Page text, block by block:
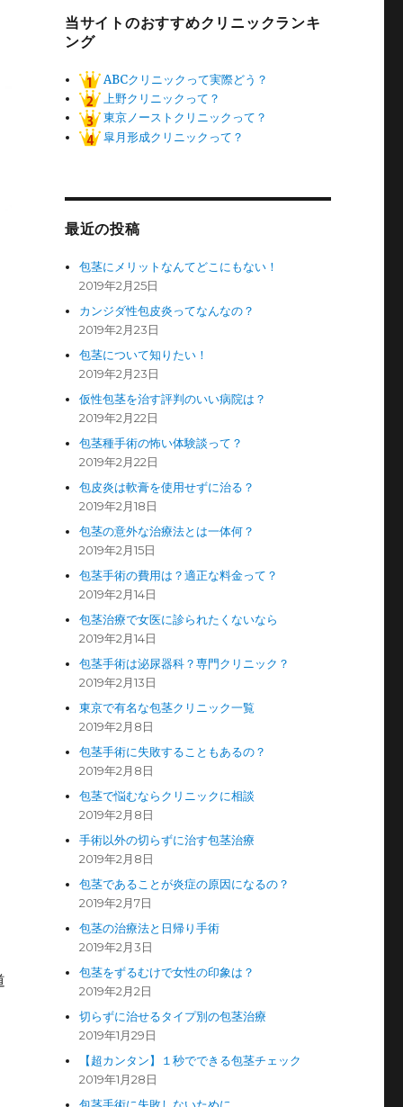
当サイトのおすすめクリニックランキ
ング
ABCクリニックって実際どう？
上野クリニックって？
東京ノーストクリニックって？
皐月形成クリニックって？
最近の投稿
包茎にメリットなんてどこにもない！
2019年2月25日
カンジダ性包皮炎ってなんなの？
2019年2月23日
包茎について知りたい！
2019年2月23日
仮性包茎を治す評判のいい病院は？
2019年2月22日
包茎種手術の怖い体験談って？
2019年2月22日
包皮炎は軟膏を使用せずに治る？
2019年2月18日
包茎の意外な治療法とは一体何？
2019年2月15日
包茎手術の費用は？適正な料金って？
2019年2月14日
包茎治療で女医に診られたくないなら
2019年2月14日
包茎手術は泌尿器科？専門クリニック？
2019年2月13日
東京で有名な包茎クリニック一覧
2019年2月8日
包茎手術に失敗することもあるの？
2019年2月8日
包茎で悩むならクリニックに相談
2019年2月8日
手術以外の切らずに治す包茎治療
2019年2月8日
包茎であることが炎症の原因になるの？
2019年2月7日
包茎の治療法と日帰り手術
2019年2月3日
包茎をずるむけで女性の印象は？
2019年2月2日
切らずに治せるタイプ別の包茎治療
2019年1月29日
【超カンタン】１秒でできる包茎チェック
2019年1月28日